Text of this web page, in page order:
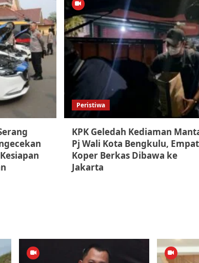
Peristiwa
KPK Geledah Kediaman
Pj Wali Kota Bengkulu, Empat
Koper Berkas Dibawa ke
Jakarta